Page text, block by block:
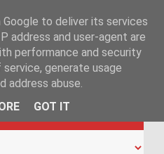
to deliver its services
address and user-agent are
performance and security
generate usage
address abuse.
GOT IT